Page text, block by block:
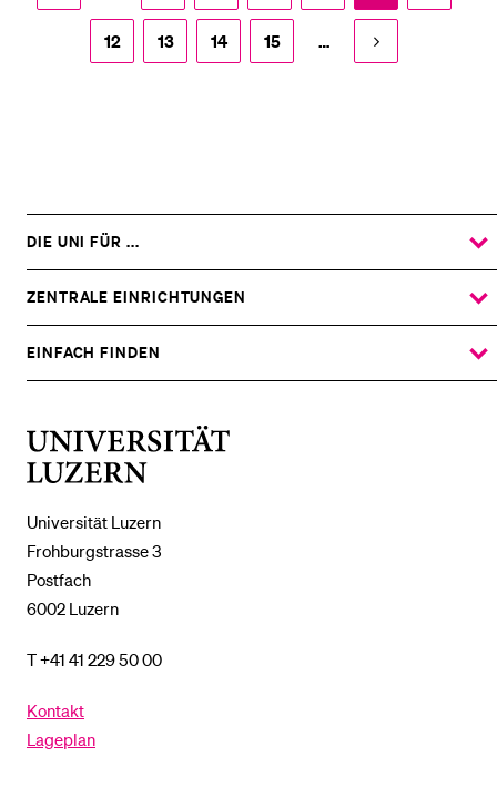
12 13 14 15 …
Universität Luzern
Frohburgstrasse 3
Postfach
6002 Luzern
T +41 41 229 50 00
Kontakt
Lageplan
DIE UNI FÜR ...
ZEIGE
DAS
UNTERMENÜ
ZENTRALE EINRICHTUNGEN
ZEIGE
DAS
UNTERMENÜ
EINFACH FINDEN
ZEIGE
DAS